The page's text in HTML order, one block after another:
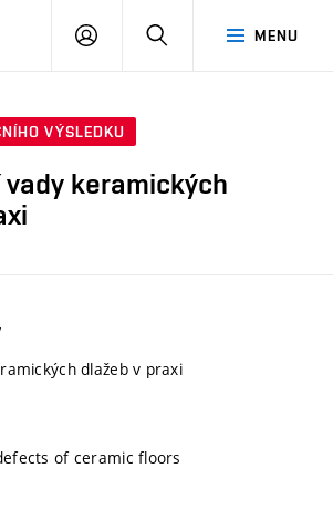
MENU
PŘIHLÁSIT
VÝSLEDKU
keramických
dlažeb v praxi
of ceramic floors